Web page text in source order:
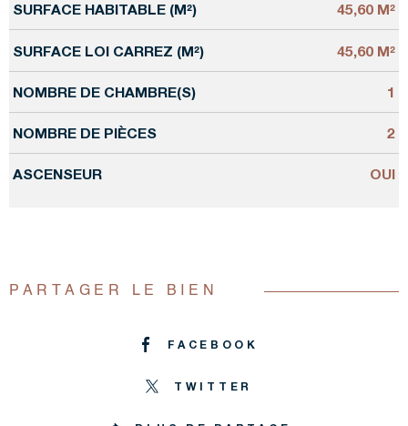
SURFACE HABITABLE (M²) 45,60 M²
SURFACE LOI CARREZ (M²) 45,60 M²
NOMBRE DE CHAMBRE(S) 1
NOMBRE DE PIÈCES 2
ASCENSEUR OUI
PARTAGER LE BIEN
FACEBOOK
TWITTER